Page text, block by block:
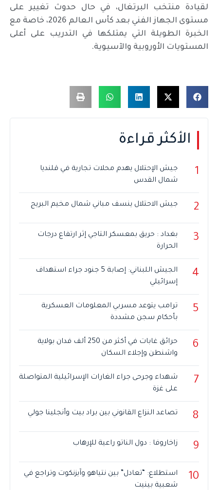
لقيادة منتخب البرتغال، في حال حدوث تغيير على
مستوى الجهاز الفني بعد كأس العالم 2026، خاصة مع
الخبرة الطويلة التي يمتلكها في التدريب على أعلى
المستويات الأوروبية والآسيوية.
الأكثر قراءة
1
جيش الإحتلال يهدم محلات تجارية في قلنديا
شمال القدس
2 جيش الاحتلال ينسف مباني شمال مخيم البريج
3
بغداد : حريق بمعسكر التاجي إثر ارتفاع درجات
الحرارة
4
الجيش اللبناني: إصابة 5 جنود جراء استهداف
إسرائيلي
5
ترامب يتوعد مسربي المعلومات العسكرية
بأحكام سجن مشددة
6
حرائق غابات في أكثر من 250 ألف فدان بولاية
واشنطن وإجلاء السكان
7
شهداء وجرحى جراء الغارات الإسرائيلية المتواصلة
على غزة
8 تصاعد النزاع القانوني بين براد بيت وأنجلينا جولي
9 زاخاروفا : دول الناتو راعية للإرهاب
10
استطلاع: “تعادل” بين نتياهو وآيزنكوت وتراجع في
شعبية بينيت